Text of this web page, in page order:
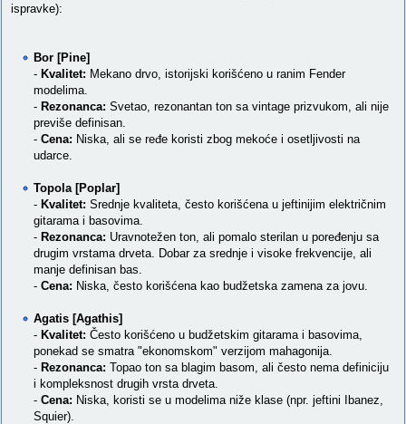
ispravke):
Bor [Pine]
- Kvalitet: Mekano drvo, istorijski korišćeno u ranim Fender
modelima.
- Rezonanca: Svetao, rezonantan ton sa vintage prizvukom, ali nije
previše definisan.
- Cena: Niska, ali se ređe koristi zbog mekoće i osetljivosti na
udarce.
Topola [Poplar]
- Kvalitet: Srednje kvaliteta, često korišćena u jeftinijim električnim
gitarama i basovima.
- Rezonanca: Uravnotežen ton, ali pomalo sterilan u poređenju sa
drugim vrstama drveta. Dobar za srednje i visoke frekvencije, ali
manje definisan bas.
- Cena: Niska, često korišćena kao budžetska zamena za jovu.
Agatis [Agathis]
- Kvalitet: Često korišćeno u budžetskim gitarama i basovima,
ponekad se smatra "ekonomskom" verzijom mahagonija.
- Rezonanca: Topao ton sa blagim basom, ali često nema definiciju
i kompleksnost drugih vrsta drveta.
- Cena: Niska, koristi se u modelima niže klase (npr. jeftini Ibanez,
Squier).